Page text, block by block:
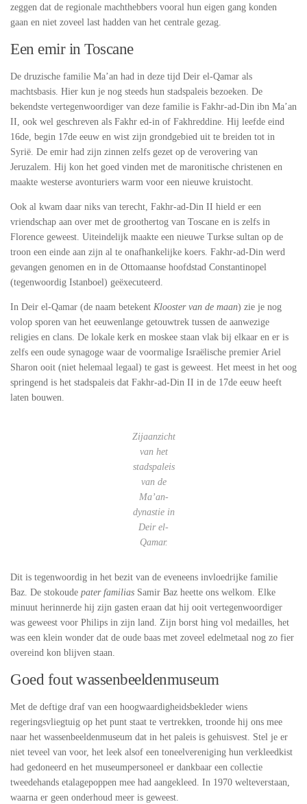
zeggen dat de regionale machthebbers vooral hun eigen gang konden
gaan en niet zoveel last hadden van het centrale gezag.
Een emir in Toscane
De druzische familie Ma’an had in deze tijd Deir el-Qamar als
machtsbasis. Hier kun je nog steeds hun stadspaleis bezoeken. De
bekendste vertegenwoordiger van deze familie is Fakhr-ad-Din ibn Ma’an
II, ook wel geschreven als Fakhr ed-in of Fakhreddine. Hij leefde eind
16de, begin 17de eeuw en wist zijn grondgebied uit te breiden tot in
Syrië. De emir had zijn zinnen zelfs gezet op de verovering van
Jeruzalem. Hij kon het goed vinden met de maronitische christenen en
maakte westerse avonturiers warm voor een nieuwe kruistocht.
Ook al kwam daar niks van terecht, Fakhr-ad-Din II hield er een
vriendschap aan over met de groothertog van Toscane en is zelfs in
Florence geweest. Uiteindelijk maakte een nieuwe Turkse sultan op de
troon een einde aan zijn al te onafhankelijke koers. Fakhr-ad-Din werd
gevangen genomen en in de Ottomaanse hoofdstad Constantinopel
(tegenwoordig Istanboel) geëxecuteerd.
In Deir el-Qamar (de naam betekent Klooster van de maan) zie je nog
volop sporen van het eeuwenlange getouwtrek tussen de aanwezige
religies en clans. De lokale kerk en moskee staan vlak bij elkaar en er is
zelfs een oude synagoge waar de voormalige Israëlische premier Ariel
Sharon ooit (niet helemaal legaal) te gast is geweest. Het meest in het oog
springend is het stadspaleis dat Fakhr-ad-Din II in de 17de eeuw heeft
laten bouwen.
Zijaanzicht
van het
stadspaleis
van de
Ma’an-
dynastie in
Deir el-
Qamar.
Dit is tegenwoordig in het bezit van de eveneens invloedrijke familie
Baz. De stokoude pater familias Samir Baz heette ons welkom. Elke
minuut herinnerde hij zijn gasten eraan dat hij ooit vertegenwoordiger
was geweest voor Philips in zijn land. Zijn borst hing vol medailles, het
was een klein wonder dat de oude baas met zoveel edelmetaal nog zo fier
overeind kon blijven staan.
Goed fout wassenbeeldenmuseum
Met de deftige draf van een hoogwaardigheidsbekleder wiens
regeringsvliegtuig op het punt staat te vertrekken, troonde hij ons mee
naar het wassenbeeldenmuseum dat in het paleis is gehuisvest. Stel je er
niet teveel van voor, het leek alsof een toneelvereniging hun verkleedkist
had gedoneerd en het museumpersoneel er dankbaar een collectie
tweedehands etalagepoppen mee had aangekleed. In 1970 welteverstaan,
waarna er geen onderhoud meer is geweest.